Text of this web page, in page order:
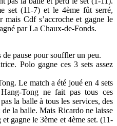
set (11-7) et le 4ème fût serré,
mais Cdf s’accroche et gagne le
par La Chaux-de-Fonds.
pause pour souffler un peu.
Polo gagne ces 3 sets assez
Le match a été joué en 4 sets
Tong ne fait pas tous ces
la balle à tous les services, des
la balle. Mais Ricardo ne laisse
gagne le 3ème et 4ème set. (11-